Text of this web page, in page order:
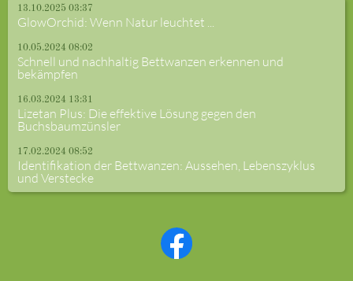
13.10.2025 03:37
GlowOrchid: Wenn Natur leuchtet ...
10.05.2024 08:02
Schnell und nachhaltig Bettwanzen erkennen und
bekämpfen
16.03.2024 13:31
Lizetan Plus: Die effektive Lösung gegen den
Buchsbaumzünsler
17.02.2024 08:52
Identifikation der Bettwanzen: Aussehen, Lebenszyklus
und Verstecke